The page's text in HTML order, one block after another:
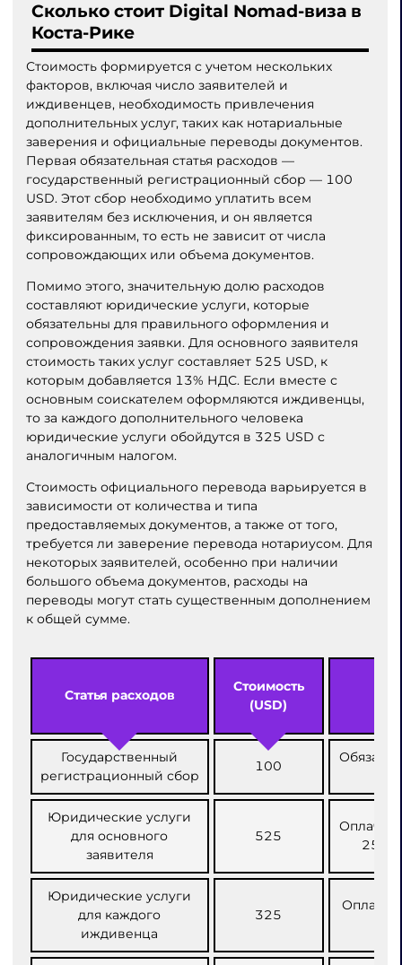
Сколько стоит Digital Nomad-виза в
Коста-Рике
Стоимость формируется с учетом нескольких
факторов, включая число заявителей и
иждивенцев, необходимость привлечения
дополнительных услуг, таких как нотариальные
заверения и официальные переводы документов.
Первая обязательная статья расходов —
государственный регистрационный сбор — 100
USD. Этот сбор необходимо уплатить всем
заявителям без исключения, и он является
фиксированным, то есть не зависит от числа
сопровождающих или объема документов.
Помимо этого, значительную долю расходов
составляют юридические услуги, которые
обязательны для правильного оформления и
сопровождения заявки. Для основного заявителя
стоимость таких услуг составляет 525 USD, к
которым добавляется 13% НДС. Если вместе с
основным соискателем оформляются иждивенцы,
то за каждого дополнительного человека
юридические услуги обойдутся в 325 USD с
аналогичным налогом.
Стоимость официального перевода варьируется в
зависимости от количества и типа
предоставляемых документов, а также от того,
требуется ли заверение перевода нотариусом. Для
некоторых заявителей, особенно при наличии
большого объема документов, расходы на
переводы могут стать существенным дополнением
к общей сумме.
Статья расходов
Стоимость
(USD)
Государственный
регистрационный сбор
100
Юридические услуги
для основного
заявителя
525
25%
Юридические услуги
для каждого
иждивенца
325
Оплата